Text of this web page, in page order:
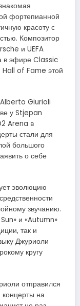
фортепианной
красоту с
Композитор
и UEFA
в эфире Classic
Hall of Fame этой
Giurioli
у Stjepan
Arena в
стали для
большого
о себе
эволюцию
звучанию.
и «Autumn»
так и
Джуриоли
кругу
отправился
концерты на